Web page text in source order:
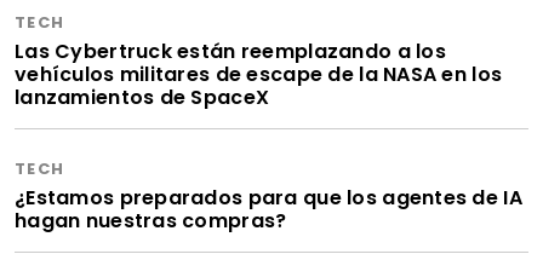
TECH
Las Cybertruck están reemplazando a los
vehículos militares de escape de la NASA en los
lanzamientos de SpaceX
TECH
¿Estamos preparados para que los agentes de IA
hagan nuestras compras?